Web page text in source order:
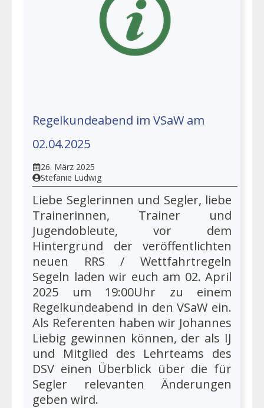
Regelkundeabend im VSaW am
02.04.2025
26. März 2025
Stefanie Ludwig
Liebe Seglerinnen und Segler, liebe
Trainerinnen, Trainer und
Jugendobleute, vor dem
Hintergrund der veröffentlichten
neuen RRS / Wettfahrtregeln
Segeln laden wir euch am 02. April
2025 um 19:00Uhr zu einem
Regelkundeabend in den VSaW ein.
Als Referenten haben wir Johannes
Liebig gewinnen können, der als IJ
und Mitglied des Lehrteams des
DSV einen Überblick über die für
Segler relevanten Änderungen
geben wird.